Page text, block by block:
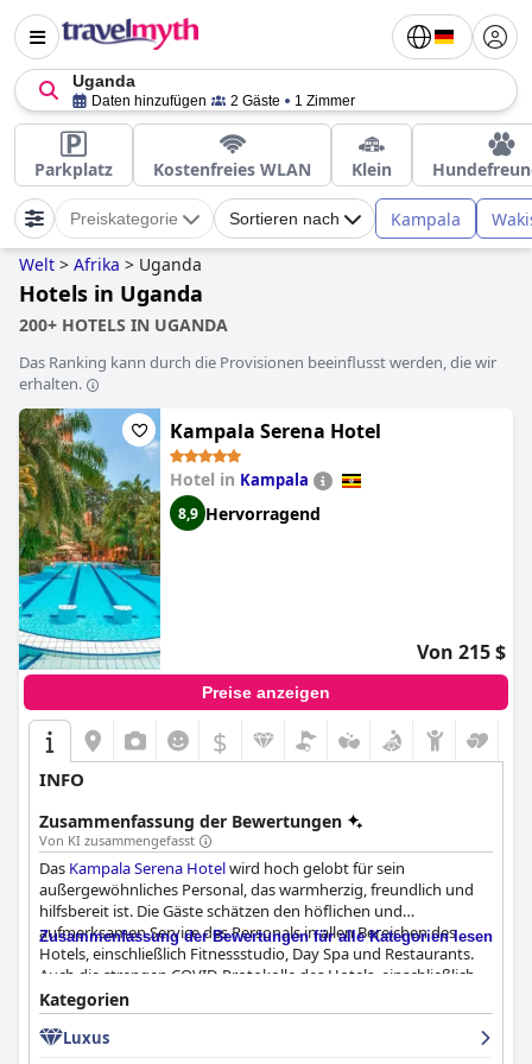
Uganda
Daten hinzufügen 2 Gäste 1 Zimmer
Parkplatz Kostenfreies WLAN Klein
Preiskategorie Sortieren nach Kampala
Welt > Afrika > Uganda
Hotels in Uganda
200+ HOTELS IN UGANDA
Das Ranking kann durch die Provisionen beeinflusst werden, die wir
erhalten.
Kampala Serena Hotel
Hotel in Kampala
8,9 Hervorragend
Von 215 $
Preise anzeigen
$
INFO
Zusammenfassung der Bewertungen
Von KI zusammengefasst
Das Kampala Serena Hotelwird hoch gelobt für sein
außergewöhnliches Personal, das warmherzig, freundlich und
hilfsbereit ist. Die Gäste schätzen den höflichen und
aufmerksamen Service des Personals in allen Bereichen des
Hotels, einschließlich Fitnessstudio, Day Spa und Restaurants.
Auch die strengen COVID-Protokolle des Hotels, einschließlich
der hauseigenen PCR-Tests, sind beeindruckend. Zwar kam es
vereinzelt zu Verzögerungen beim Ein- und Auschecken, doch
im Großen und Ganzen ist das Personal einladend, fürsorglich
Zusammenfassung der Bewertungen für alle Kategorien lesen
Kategorien
Luxus